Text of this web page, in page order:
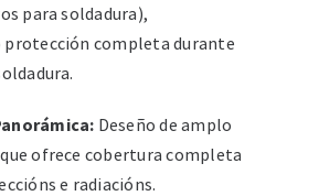
para soldadura),
completa durante
Deseño de amplo
ofrece cobertura completa
e radiacións.